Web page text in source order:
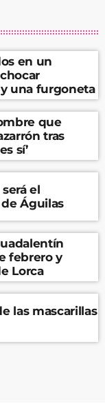
en un
una furgoneta
que
tras
sí’
el
Águilas
febrero y
Lorca
las mascarillas